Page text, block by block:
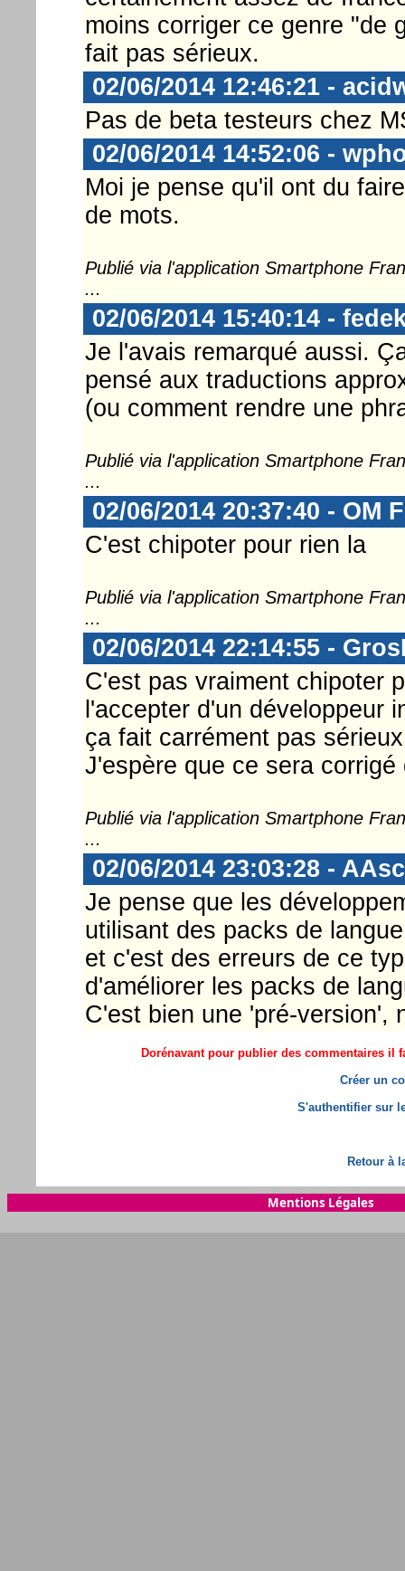
moins corriger ce genre "de
fait pas sérieux.
02/06/2014 12:46:21 -
Pas de beta testeurs chez
02/06/2014 14:52:06 -
Moi je pense qu'il ont du
de mots.
Publié via l'application Smartphone
...
02/06/2014 15:40:14 -
Je l'avais remarqué aussi.
pensé aux traductions
(ou comment rendre une
Publié via l'application Smartphone
...
02/06/2014 20:37:40 - OM
C'est chipoter pour rien la
Publié via l'application Smartphone
...
02/06/2014 22:14:55 -
C'est pas vraiment chipoter
l'accepter d'un développeur
ça fait carrément pas
J'espère que ce sera
Publié via l'application Smartphone
...
02/06/2014 23:03:28 -
Je pense que les
utilisant des packs de
et c'est des erreurs de ce
d'améliorer les packs de
C'est bien une 'pré-version',
Dorénavant pour publier des commentaires il
Créer un
S'authentifier sur
Retour à
Mentions Légales